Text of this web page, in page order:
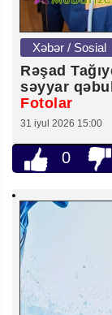
Xəbər / Sosial
Rəşad
səyyar
Fotolar
31 iyul 2026 15:00
0